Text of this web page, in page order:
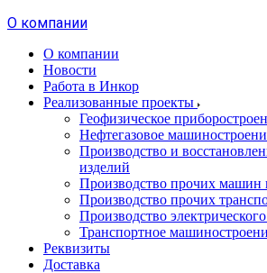
О компании
О компании
Новости
Работа в Инкор
Реализованные проекты
Геофизическое
Нефтегазовое
Производство и
изделий
Производство прочих машин
Производство прочих
Производство
Транспортное
Реквизиты
Доставка